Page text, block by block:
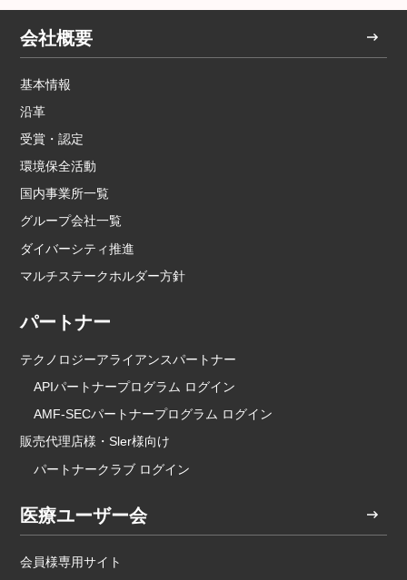
会社概要
基本情報
沿革
受賞・認定
環境保全活動
国内事業所一覧
グループ会社一覧
ダイバーシティ推進
マルチステークホルダー方針
パートナー
テクノロジーアライアンスパートナー
APIパートナープログラム ログイン
AMF-SECパートナープログラム ログイン
販売代理店様・Sler様向け
パートナークラブ ログイン
医療ユーザー会
会員様専用サイト